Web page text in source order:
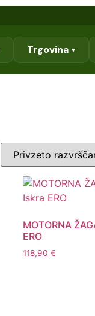
Trgovina ▾
MOTORNA
ERO
118,90€